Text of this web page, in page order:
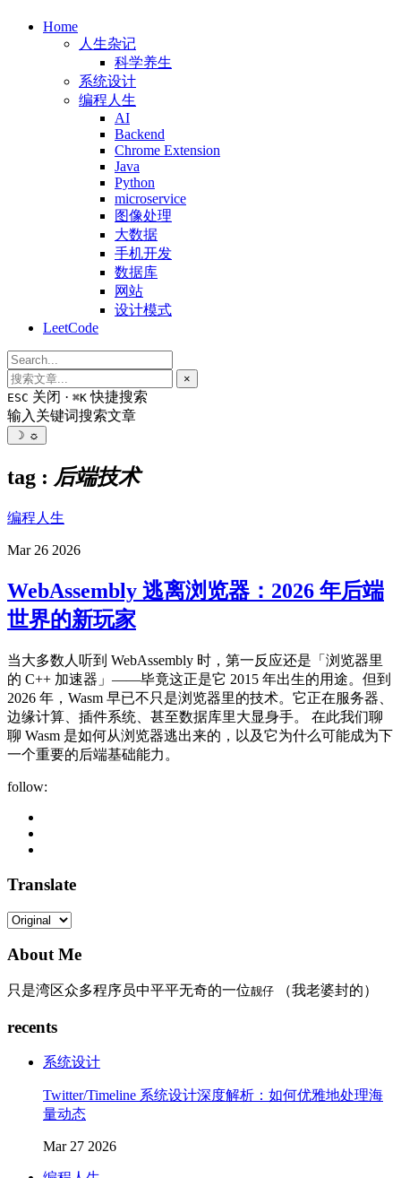
Home
人生杂记
科学养生
系统设计
编程人生
AI
Backend
Chrome Extension
Java
Python
microservice
图像处理
大数据
手机开发
数据库
网站
设计模式
LeetCode
×
ESC 关闭 · ⌘K 快捷搜索
输入关键词搜索文章
☽ ☼
tag : 后端技术
编程人生
Mar 26 2026
WebAssembly 逃离浏览器：2026 年后端
世界的新玩家
当大多数人听到 WebAssembly 时，第一反应还是「浏览器里
的 C++ 加速器」——毕竟这正是它 2015 年出生的用途。但到
2026 年，Wasm 早已不只是浏览器里的技术。它正在服务器、
边缘计算、插件系统、甚至数据库里大显身手。 在此我们聊
聊 Wasm 是如何从浏览器逃出来的，以及它为什么可能成为下
一个重要的后端基础能力。
follow:
Translate
About Me
只是湾区众多程序员中平平无奇的一位靓仔 （我老婆封的）
recents
系统设计
Twitter/Timeline 系统设计深度解析：如何优雅地处理海
量动态
Mar 27 2026